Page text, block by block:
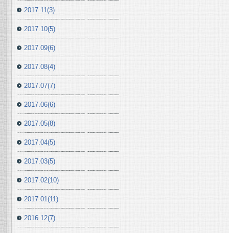
2017.11(3)
2017.10(5)
2017.09(6)
2017.08(4)
2017.07(7)
2017.06(6)
2017.05(8)
2017.04(5)
2017.03(5)
2017.02(10)
2017.01(11)
2016.12(7)